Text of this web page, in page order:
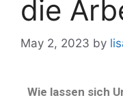
die
May 2, 2023 by
Wie lassen sich